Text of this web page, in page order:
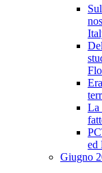
La
ed
Giugno